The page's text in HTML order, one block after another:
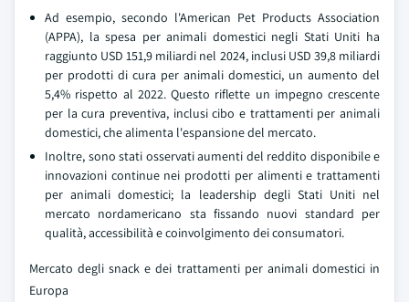
Ad esempio, secondo l'American Pet Products Association
(APPA), la spesa per animali domestici negli Stati Uniti ha
raggiunto USD 151,9 miliardi nel 2024, inclusi USD 39,8 miliardi
per prodotti di cura per animali domestici, un aumento del
5,4% rispetto al 2022. Questo riflette un impegno crescente
per la cura preventiva, inclusi cibo e trattamenti per animali
domestici, che alimenta l'espansione del mercato.
Inoltre, sono stati osservati aumenti del reddito disponibile e
innovazioni continue nei prodotti per alimenti e trattamenti
per animali domestici; la leadership degli Stati Uniti nel
mercato nordamericano sta fissando nuovi standard per
qualità, accessibilità e coinvolgimento dei consumatori.
Mercato degli snack e dei trattamenti per animali domestici in
Europa